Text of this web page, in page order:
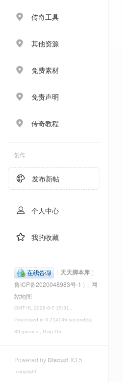
传奇工具
其他资源
免费素材
免责声明
传奇教程
创作
发布新帖
个人中心
我的收藏
| 天天脚本库 (
鲁ICP备2020048983号-1 ) | 网
站地图
GMT+8, 2026-8-7 15:31 ,
Processed in 0.214136 second(s),
39 queries , Gzip On.
Powered by Discuz! X3.5
!copyright!